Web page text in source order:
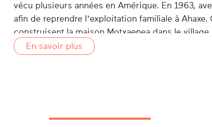
vécu plusieurs années en Amérique. En 1963,
afin de reprendre l’exploitation familiale à
construisent la maison Motxaenea dans le
Devenue veuve à l’âge de 38 ans, Aña élève
En savoir plus